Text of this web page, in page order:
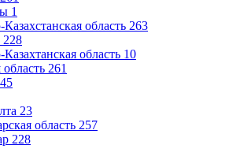
1
область 263
228
область 10
261
45
23
область 257
228